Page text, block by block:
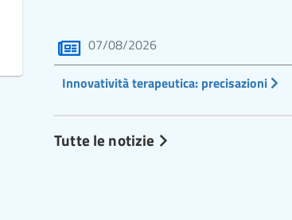
07/08/2026
Innovatività terapeutica: precisazioni
Tutte le notizie